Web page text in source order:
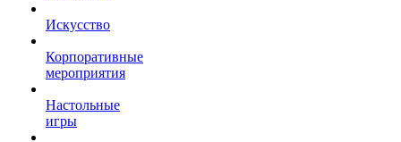
Искусство
Корпоративные
мероприятия
Настольные
игры